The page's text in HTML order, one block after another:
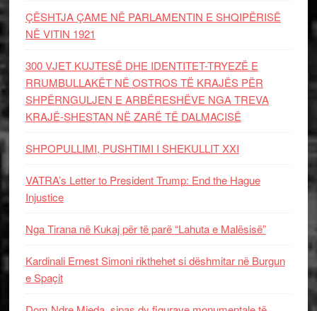
ÇËSHTJA ÇAME NË PARLAMENTIN E SHQIPËRISË
NË VITIN 1921
300 VJET KUJTESË DHE IDENTITET-TRYEZË E
RRUMBULLAKËT NË OSTROS TË KRAJËS PËR
SHPËRNGULJEN E ARBËRESHËVE NGA TREVA
KRAJË-SHESTAN NË ZARË TË DALMACISË
SHPOPULLIMI, PUSHTIMI I SHEKULLIT XXI
VATRA’s Letter to President Trump: End the Hague
Injustice
Nga Tirana në Kukaj për të parë “Lahuta e Malësisë”
Kardinali Ernest Simoni rikthehet si dëshmitar në Burgun
e Spaçit